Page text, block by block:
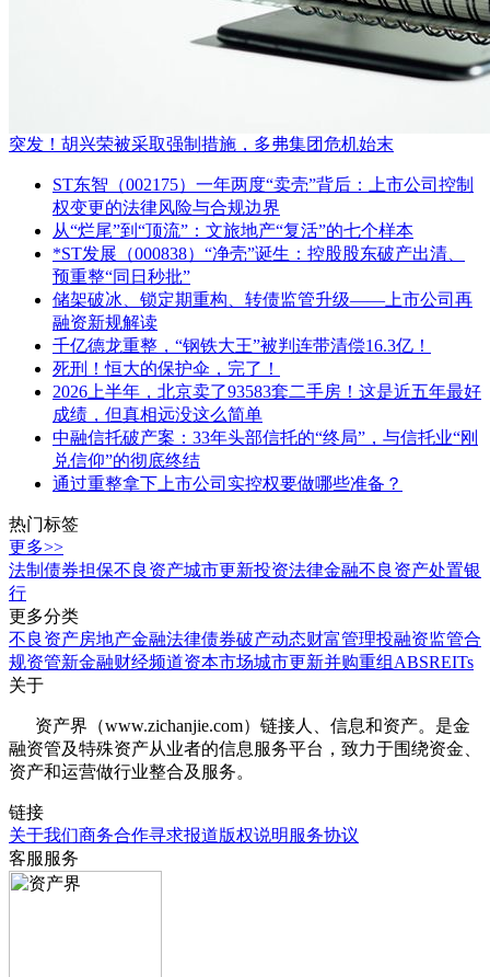
突发！胡兴荣被采取强制措施，多弗集团危机始末
ST东智（002175）一年两度“卖壳”背后：上市公司控制
权变更的法律风险与合规边界
从“烂尾”到“顶流”：文旅地产“复活”的七个样本
*ST发展（000838）“净壳”诞生：控股股东破产出清、
预重整“同日秒批”
储架破冰、锁定期重构、转债监管升级——上市公司再
融资新规解读
千亿德龙重整，“钢铁大王”被判连带清偿16.3亿！
死刑！恒大的保护伞，完了！
2026上半年，北京卖了93583套二手房！这是近五年最好
成绩，但真相远没这么简单
中融信托破产案：33年头部信托的“终局”，与信托业“刚
兑信仰”的彻底终结
通过重整拿下上市公司实控权要做哪些准备？
热门标签
更多>>
法制 债券担保不良资产城市更新投资法律金融不良资产处置银
行
更多分类
不良资产房地产金融法律债券破产动态财富管理投融资监管合
规资管新金融财经频道资本市场城市更新并购重组 ABSREITs
关于
资产界（www.zichanjie.com）链接人、信息和资产。是金
融资管及特殊资产从业者的信息服务平台，致力于围绕资金、
资产和运营做行业整合及服务。
链接
关于我们商务合作寻求报道版权说明 服务协议
客服服务